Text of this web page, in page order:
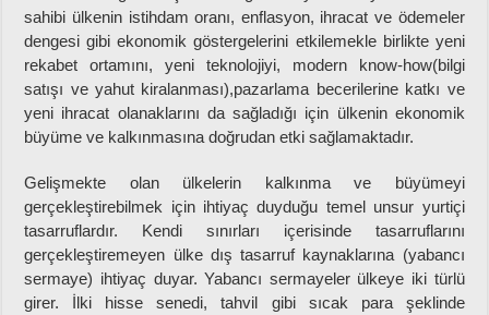
sahibi ülkenin istihdam oranı, enflasyon, ihracat ve ödemeler
dengesi gibi ekonomik göstergelerini etkilemekle birlikte yeni
rekabet ortamını, yeni teknolojiyi, modern know-how(bilgi
satışı ve yahut kiralanması),pazarlama becerilerine katkı ve
yeni ihracat olanaklarını da sağladığı için ülkenin ekonomik
büyüme ve kalkınmasına doğrudan etki sağlamaktadır.
Gelişmekte olan ülkelerin kalkınma ve büyümeyi
gerçekleştirebilmek için ihtiyaç duyduğu temel unsur yurtiçi
tasarruflardır. Kendi sınırları içerisinde tasarruflarını
gerçekleştiremeyen ülke dış tasarruf kaynaklarına (yabancı
sermaye) ihtiyaç duyar. Yabancı sermayeler ülkeye iki türlü
girer. İlki hisse senedi, tahvil gibi sıcak para şeklinde